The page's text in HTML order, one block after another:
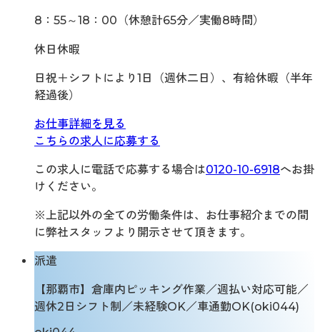
8：55～18：00（休憩計65分／実働8時間）
休日休暇
日祝＋シフトにより1日（週休二日）、有給休暇（半年
経過後）
お仕事詳細を見る
こちらの求人に応募する
この求人に電話で応募する場合は0120-10-6918へお掛
けください。
※上記以外の全ての労働条件は、お仕事紹介までの間
に弊社スタッフより開示させて頂きます。
派遣
【那覇市】倉庫内ピッキング作業／週払い対応可能／
週休2日シフト制／未経験OK／車通勤OK(oki044)